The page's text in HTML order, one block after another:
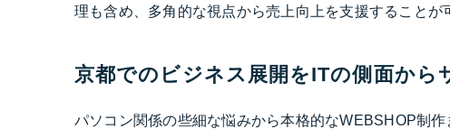
理も含め、多角的な視点から売上向上を支援することが
京都でのビジネス展開をITの側面から
パソコン関係の些細な悩みから本格的なWEBSHOP制